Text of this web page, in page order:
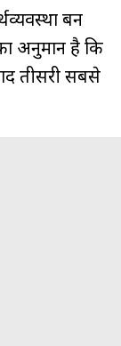
बन
अनुमान है कि
तीसरी सबसे